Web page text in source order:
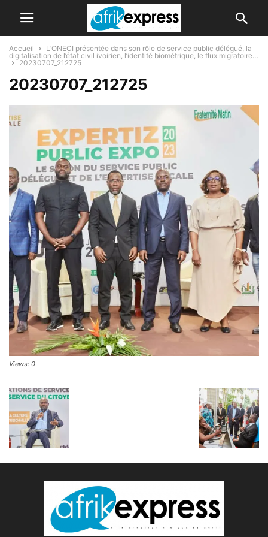
Accueil
L’ONECI présentée dans son rôle de service public délégué, la
digitalisation de l’état civil ivoirien, l’identité biométrique, le flux migratoire…
20230707_212725
20230707_212725
Views: 0